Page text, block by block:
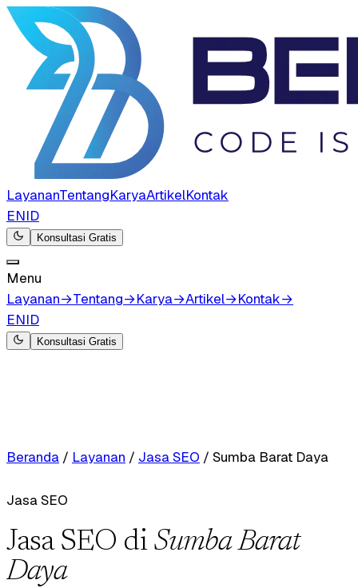
LayananTentangKaryaArtikelKontak
ENID
Konsultasi Gratis
Menu
Layanan→Tentang→Karya→Artikel→Kontak→
ENID
Konsultasi Gratis
Beranda / Layanan / Jasa SEO / Sumba Barat Daya
Jasa SEO
Jasa SEO di Sumba Barat
Daya